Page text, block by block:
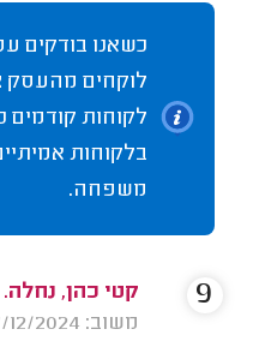
כשאנו בודקים
לוקחים מהעסק
לקוחות קודמים
בלקוחות
משפחה.
קטי כהן, נחלה.
משוב: 17/12/2024
9